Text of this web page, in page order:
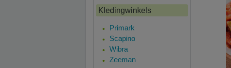
Kledingwinkels
Primark
Scapino
Wibra
Zeeman